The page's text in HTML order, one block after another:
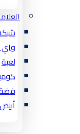
لعبة
أبيض